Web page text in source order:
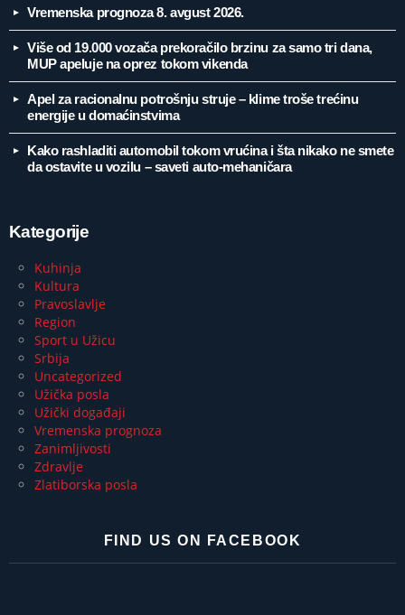
Vremenska prognoza 8. avgust 2026.
Više od 19.000 vozača prekoračilo brzinu za samo tri dana,
MUP apeluje na oprez tokom vikenda
Apel za racionalnu potrošnju struje – klime troše trećinu
energije u domaćinstvima
Kako rashladiti automobil tokom vrućina i šta nikako ne smete
da ostavite u vozilu – saveti auto-mehaničara
Kategorije
Kuhinja
Kultura
Pravoslavlje
Region
Sport u Užicu
Srbija
Uncategorized
Užička posla
Užički događaji
Vremenska prognoza
Zanimljivosti
Zdravlje
Zlatiborska posla
FIND US ON FACEBOOK